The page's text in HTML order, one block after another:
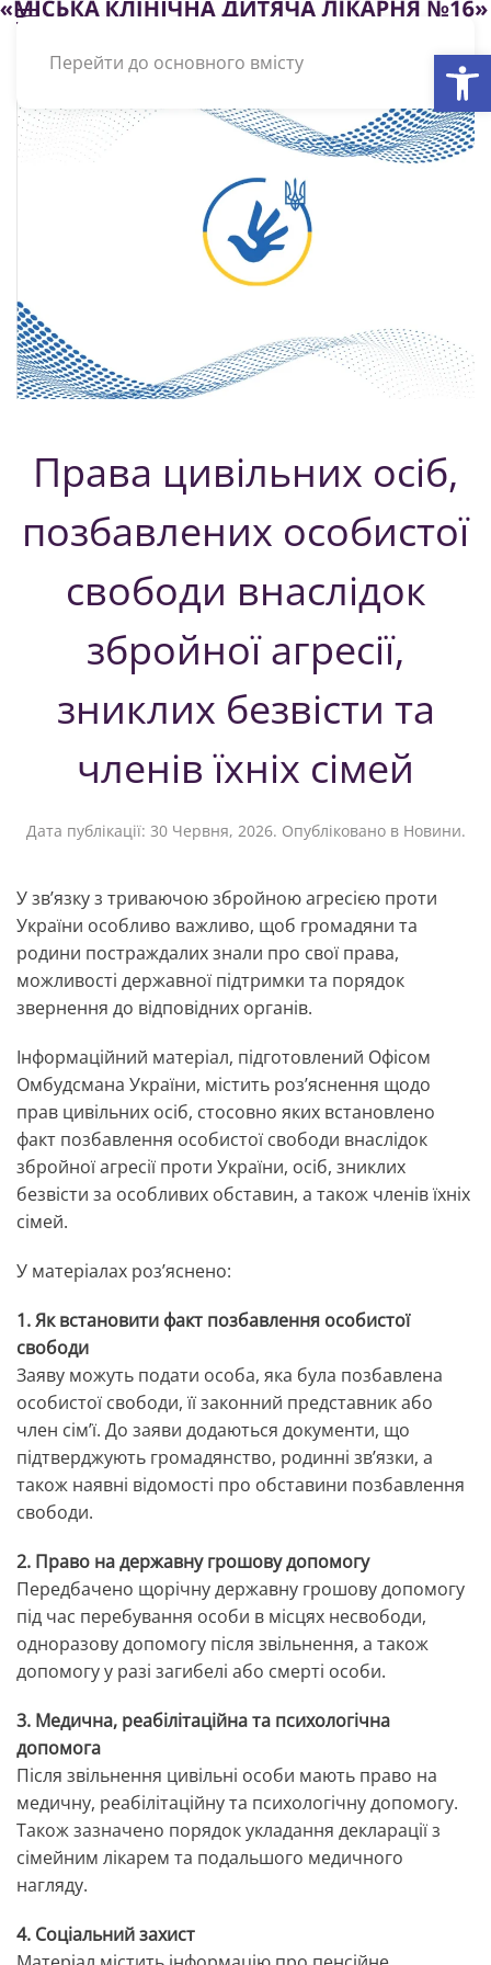
Перейти до основного вмісту
Права цивільних осіб,
позбавлених особистої
свободи внаслідок
збройної агресії,
зниклих безвісти та
членів їхніх сімей
Дата публікації: 30 Червня, 2026. Опубліковано в Новини.
У зв’язку з триваючою збройною агресією проти
України особливо важливо, щоб громадяни та
родини постраждалих знали про свої права,
можливості державної підтримки та порядок
звернення до відповідних органів.
Інформаційний матеріал, підготовлений Офісом
Омбудсмана України, містить роз’яснення щодо
прав цивільних осіб, стосовно яких встановлено
факт позбавлення особистої свободи внаслідок
збройної агресії проти України, осіб, зниклих
безвісти за особливих обставин, а також членів їхніх
сімей.
У матеріалах роз’яснено:
1. Як встановити факт позбавлення особистої
свободи
Заяву можуть подати особа, яка була позбавлена
особистої свободи, її законний представник або
член сім’ї. До заяви додаються документи, що
підтверджують громадянство, родинні зв’язки, а
також наявні відомості про обставини позбавлення
свободи.
2. Право на державну грошову допомогу
Передбачено щорічну державну грошову допомогу
під час перебування особи в місцях несвободи,
одноразову допомогу після звільнення, а також
допомогу у разі загибелі або смерті особи.
3. Медична, реабілітаційна та психологічна
допомога
Після звільнення цивільні особи мають право на
медичну, реабілітаційну та психологічну допомогу.
Також зазначено порядок укладання декларації з
сімейним лікарем та подальшого медичного
нагляду.
4. Соціальний захист